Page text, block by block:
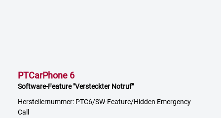
PTCarPhone 6
Software-Feature "Versteckter Notruf"
Herstellernummer: PTC6/SW-Feature/Hidden Emergency
Call